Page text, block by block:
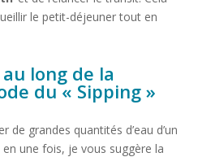
le petit-déjeuner tout en
long de la
du « Sipping »
de grandes quantités d’eau d’un
une fois, je vous suggère la